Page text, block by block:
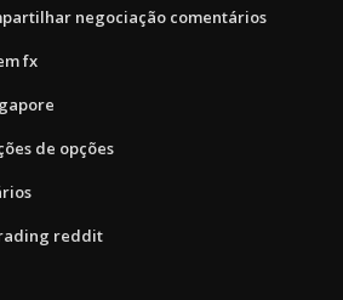
negociação comentários
fx
de opções
reddit